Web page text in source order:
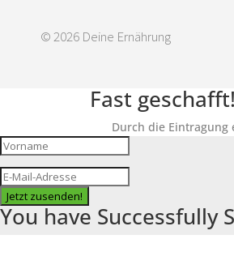
© 2026 Deine Ernährung
Fast
Durch die
Jetzt zusenden!
You have Successfully